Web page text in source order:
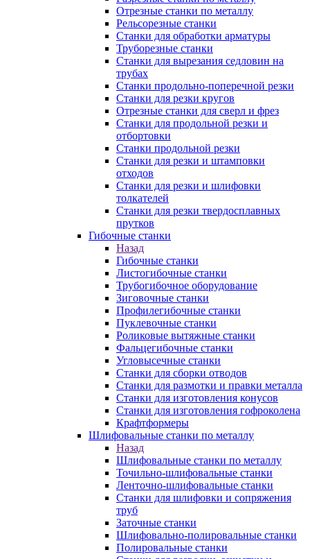
Отрезные станки по металлу
Рельсорезные станки
Станки для обработки арматуры
Труборезные станки
Станки для вырезания седловин на
трубаx
Станки продольно-поперечной резки
Станки для резки кругов
Отрезные станки для сверл и фрез
Станки для продольной резки и
отбортовки
Станки продольной резки
Станки для резки и штамповки
отходов
Станки для резки и шлифовки
толкателей
Станки для резки твердосплавных
прутков
Гибочные станки
Назад
Гибочные станки
Листогибочные станки
Трубогибочное оборудование
Зиговочные станки
Профилегибочные станки
Пуклевочные станки
Роликовые вытяжные станки
Фальцегибочные станки
Угловысечные станки
Станки для сборки отводов
Станки для размотки и правки металла
Станки для изготовления конусов
Станки для изготовления гофроколена
Крафтформеры
Шлифовальные станки по металлу
Назад
Шлифовальные станки по металлу
Точильно-шлифовальные станки
Ленточно-шлифовальные станки
Станки для шлифовки и сопряжения
труб
Заточные станки
Шлифовально-полировальные станки
Полировальные станки